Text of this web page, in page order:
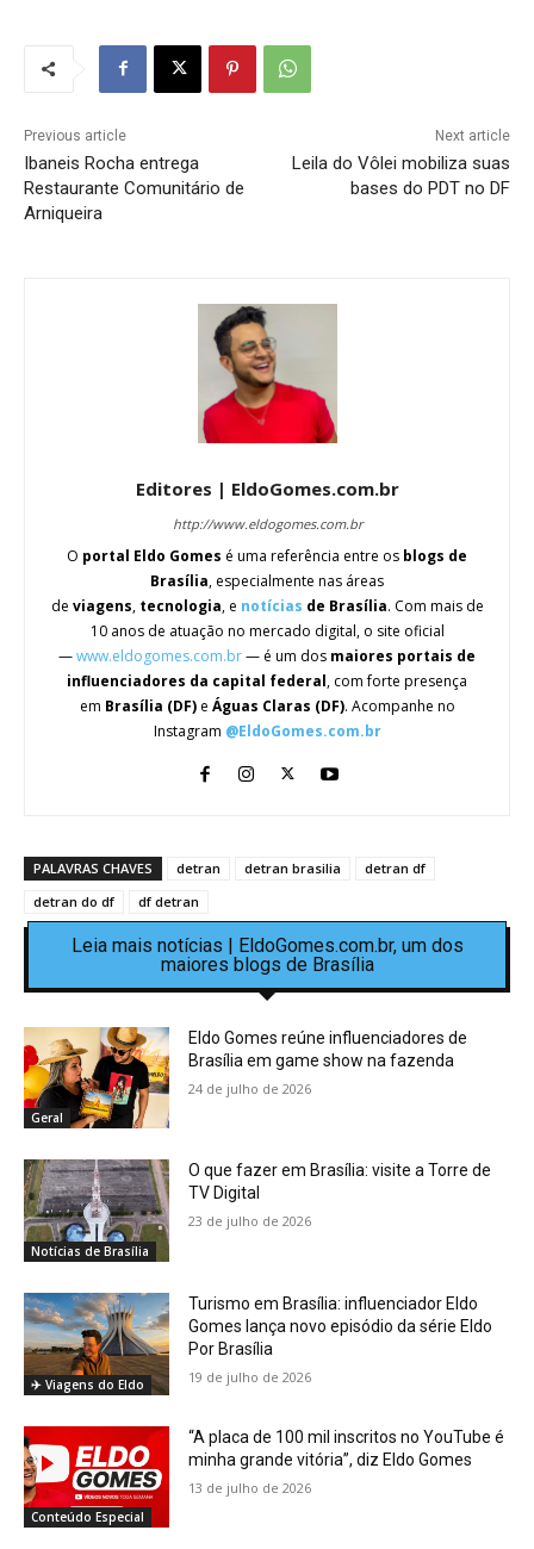
Previous article
Ibaneis Rocha entrega
Restaurante Comunitário de
Arniqueira
Next article
Leila do Vôlei mobiliza suas
bases do PDT no DF
Editores | EldoGomes.com.br
http://www.eldogomes.com.br
O portal Eldo Gomes é uma referência entre os blogs de
Brasília, especialmente nas áreas
de viagens, tecnologia, e notícias de Brasília. Com mais de
10 anos de atuação no mercado digital, o site oficial
—www.eldogomes.com.br— é um dos maiores portais de
influenciadores da capital federal, com forte presença
em Brasília (DF)e Águas Claras (DF). Acompanhe no
Instagram @EldoGomes.com.br
PALAVRAS CHAVES detran detran brasilia
detran df
detran do df
df detran
Leia mais notícias | EldoGomes.com.br, um dos
maiores blogs de Brasília
Geral
Eldo Gomes reúne influenciadores de
Brasília em game show na fazenda
24 de julho de 2026
Notícias de Brasília
O que fazer em Brasília: visite a Torre de
TV Digital
23 de julho de 2026
✈️ Viagens do Eldo
Turismo em Brasília: influenciador Eldo
Gomes lança novo episódio da série Eldo
Por Brasília
19 de julho de 2026
Conteúdo Especial
“A placa de 100 mil inscritos no YouTube é
minha grande vitória”, diz Eldo Gomes
13 de julho de 2026